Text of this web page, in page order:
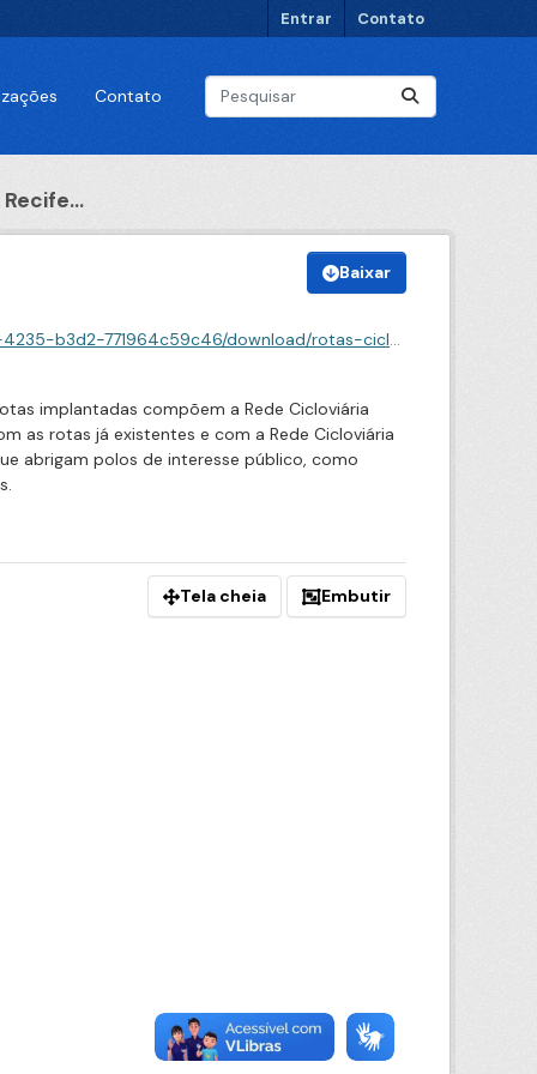
Entrar Contato
Contato
Baixar
download/rotas-ciclaveis-do-recife-permanente.geojson
implantadas compõem a Rede Cicloviária
as rotas já existentes e com a Rede Cicloviária
abrigam polos de interesse público, como
Tela cheia Embutir